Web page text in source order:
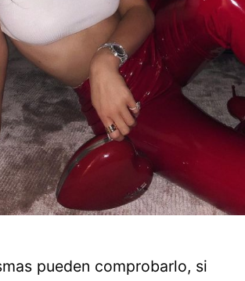
pueden comprobarlo, si